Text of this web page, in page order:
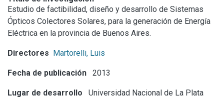
Estudio de factibilidad, diseño y desarrollo de Sistemas
Ópticos Colectores Solares, para la generación de Energía
Eléctrica en la provincia de Buenos Aires.
Directores Martorelli, Luis
Fecha de publicación 2013
Lugar de desarrollo Universidad Nacional de La Plata